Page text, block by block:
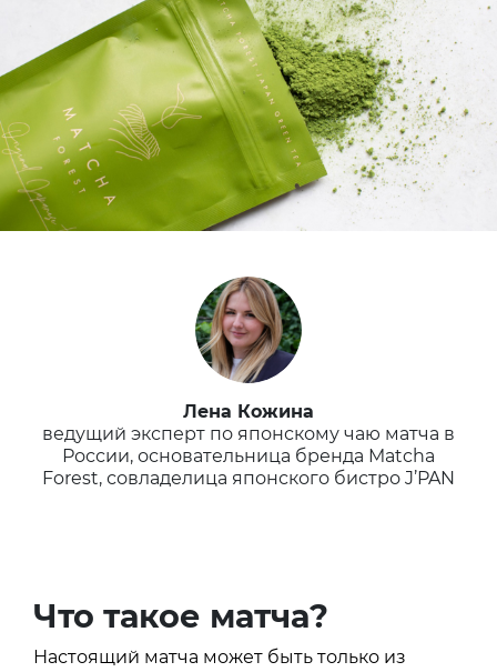
Лена Кожина
ведущий эксперт по японскому чаю матча в
России, основательница бренда Matcha
Forest, совладелица японского бистро J’PAN
Что такое матча?
Настоящий матча может быть только из